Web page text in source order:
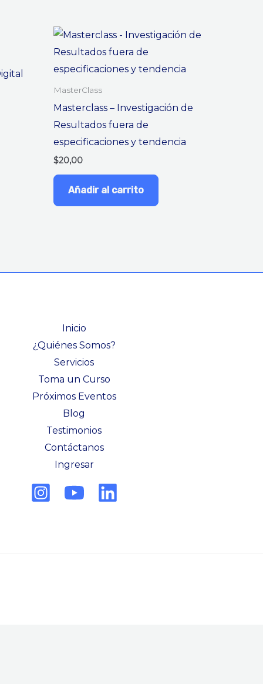
MasterClass
Masterclass – Investigación de
Resultados fuera de
especificaciones y tendencia
$20,00
Añadir al carrito
Inicio
¿Quiénes Somos?
Servicios
Toma un Curso
Próximos Eventos
Blog
Testimonios
Contáctanos
Ingresar